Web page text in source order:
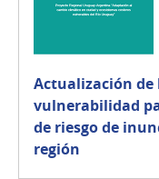
Actualización
vulnerabilidad
de riesgo de
región